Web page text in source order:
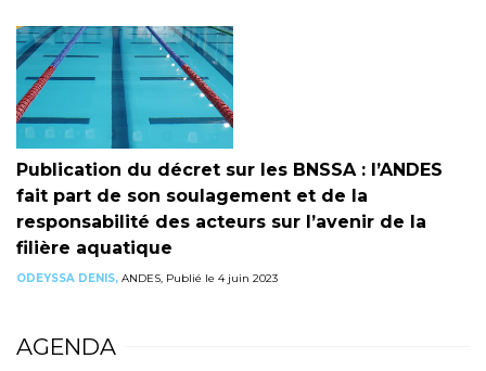
Publication du décret sur les BNSSA : l’ANDES
fait part de son soulagement et de la
responsabilité des acteurs sur l’avenir de la
filière aquatique
ODEYSSA DENIS, ANDES, Publié le 4 juin 2023
AGENDA